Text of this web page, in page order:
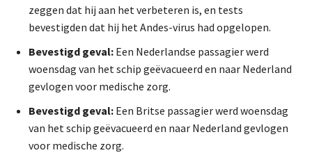
zeggen dat hij aan het verbeteren is, en tests
bevestigden dat hij het Andes-virus had opgelopen.
Bevestigd geval: Een Nederlandse passagier werd
woensdag van het schip geëvacueerd en naar Nederland
gevlogen voor medische zorg.
Bevestigd geval: Een Britse passagier werd woensdag
van het schip geëvacueerd en naar Nederland gevlogen
voor medische zorg.